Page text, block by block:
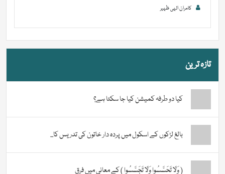
کامران الہی ظہیر
تازہ ترین
کیا دو طرفہ کمیشن کیا جا سکتا ہے؟
بالغ لڑکوں کے اسکول میں پردہ دار خاتون کی تدریس کا...
( وَلَا تَحَسَّسُوا وَلَا تَجَسَّسُوا ) کے معانی میں فرق